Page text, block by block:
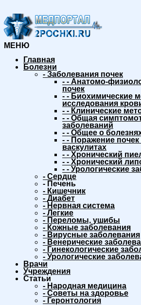
МЕНЮ
Главная
Болезни
- Заболевания почек
- - Анатомо-
почек
- - Биохимические
исследования
- - Клинические
- - Общая
заболеваний
- - Общее о
- - Поражение
васкулитах
- - Хронический
- - Хронический
- - Урологические
- Сердце
- Печень
- Кишечник
- Диабет
- Нервная система
- Легкие
- Переломы, ушибы
- Кожные заболевания
- Вирусные заболевания
- Венерические
- Гинекологические
- Урологические
Врачи
Учреждения
Статьи
- Народная медицина
- Советы на здоровье
- Геронтология